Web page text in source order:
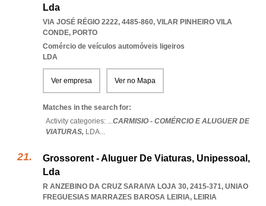
Lda
VIA JOSÉ RÉGIO 2222, 4485-860, VILAR PINHEIRO VILA
CONDE, PORTO
Comércio de veículos automóveis ligeiros
LDA
Ver empresa Ver no Mapa
Matches in the search for:
Activity categories: ...CARMISIO - COMÉRCIO E ALUGUER DE
VIATURAS, LDA...
Grossorent - Aluguer De Viaturas, Unipessoal,
Lda
R ANZEBINO DA CRUZ SARAIVA LOJA 30, 2415-371, UNIAO
FREGUESIAS MARRAZES BAROSA LEIRIA, LEIRIA